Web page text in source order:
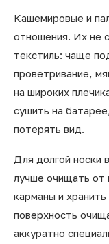
Кашемировые и
отношения. Их не
текстиль: чаще
проветривание,
на широких
сушить на
потерять вид.
Для долгой носки
лучше очищать от
карманы и
поверхность
аккуратно